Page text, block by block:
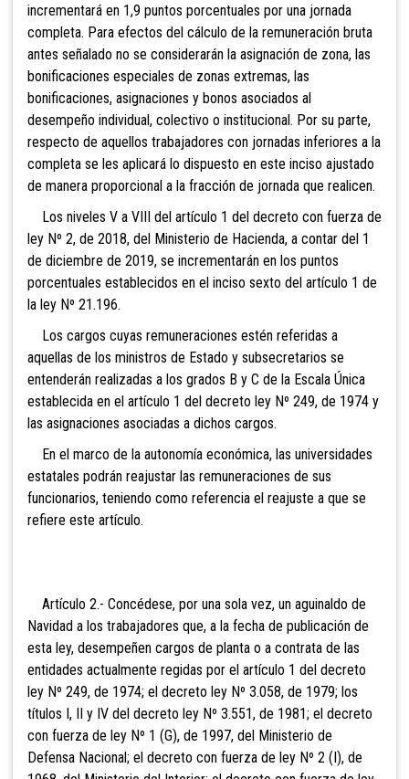
incrementará en 1,9 puntos porcentuales por una jornada
completa. Para efectos del cálculo de la remuneración bruta
antes señalado no se considerarán la asignación de zona, las
bonificaciones especiales de zonas extremas, las
bonificaciones, asignaciones y bonos asociados al
desempeño individual, colectivo o institucional. Por su parte,
respecto de aquellos trabajadores con jornadas inferiores a la
completa se les aplicará lo dispuesto en este inciso ajustado
de manera proporcional a la fracción de jornada que realicen.
Los niveles V a VIII del artículo 1 del decreto con fuerza de
ley Nº 2, de 2018, del Ministerio de Hacienda, a contar del 1
de diciembre de 2019, se incrementarán en los puntos
porcentuales establecidos en el inciso sexto del artículo 1 de
la ley Nº 21.196.
Los cargos cuyas remuneraciones estén referidas a
aquellas de los ministros de Estado y subsecretarios se
entenderán realizadas a los grados B y C de la Escala Única
establecida en el artículo 1 del decreto ley Nº 249, de 1974 y
las asignaciones asociadas a dichos cargos.
En el marco de la autonomía económica, las universidades
estatales podrán reajustar las remuneraciones de sus
funcionarios, teniendo como referencia el reajuste a que se
refiere este artículo.
Artículo 2.- Concédese, por una sola vez, un aguinaldo de
Navidad a los trabajadores que, a la fecha de publicación de
esta ley, desempeñen cargos de planta o a contrata de las
entidades actualmente regidas por el artículo 1 del decreto
ley Nº 249, de 1974; el decreto ley Nº 3.058, de 1979; los
títulos I, II y IV del decreto ley Nº 3.551, de 1981; el decreto
con fuerza de ley Nº 1 (G), de 1997, del Ministerio de
Defensa Nacional; el decreto con fuerza de ley Nº 2 (I), de